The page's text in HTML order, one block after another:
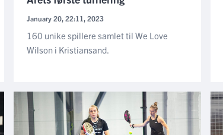
January 20, 22:11, 2023
160 unike spillere samlet til We Love
Wilson i Kristiansand.